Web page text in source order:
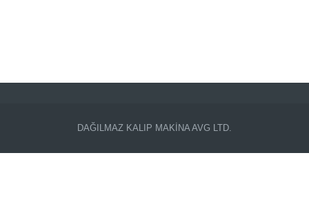
DAĞILMAZ KALIP MAKİNAAVG LTD.